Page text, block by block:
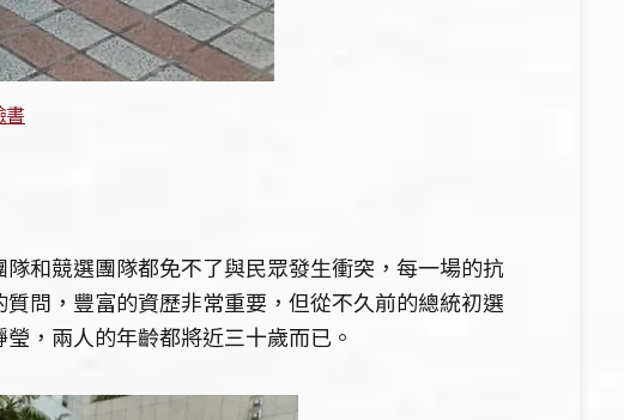
書
和競選團隊都免不了與民眾發生衝突，每一場的抗
問，豐富的資歷非常重要，但從不久前的總統初選
，兩人的年齡都將近三十歲而已。